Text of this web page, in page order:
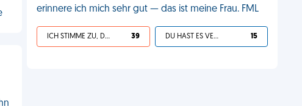
erinnere ich mich sehr gut — das ist meine Frau. FML
ICH STIMME ZU, DEIN LEBEN IST SCHEISSE 39 DU HAST ES VERDIENT 15